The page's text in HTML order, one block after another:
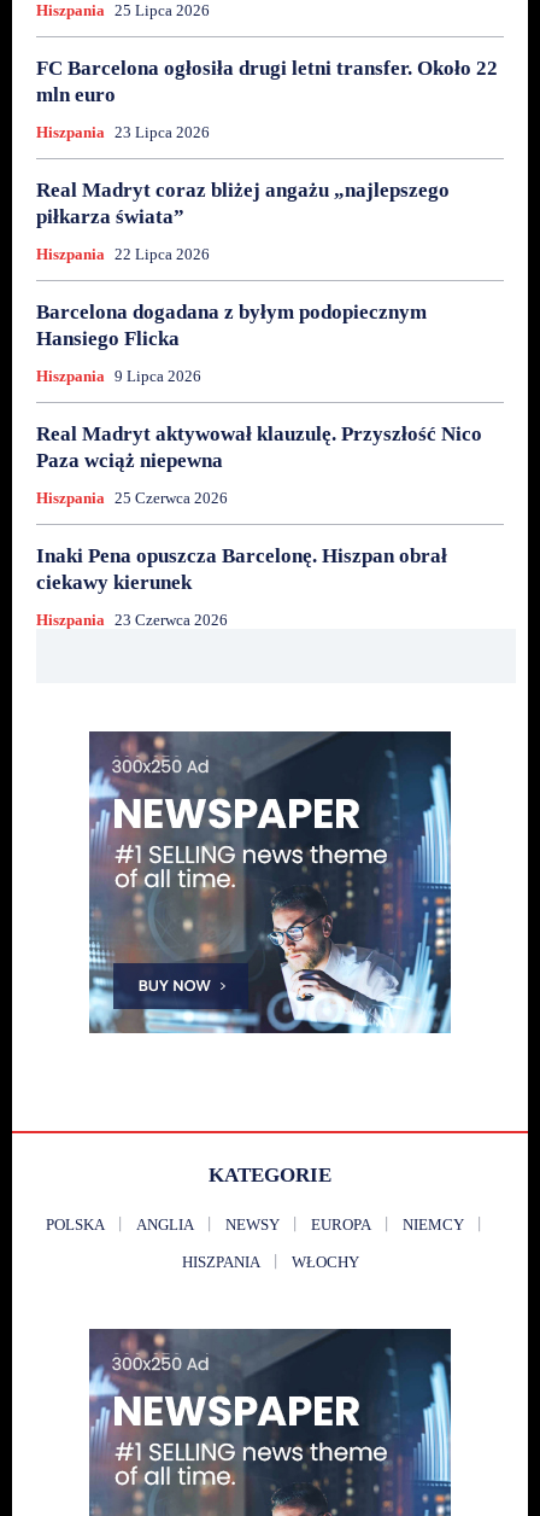
Hiszpania 25 Lipca 2026
FC Barcelona ogłosiła drugi letni transfer. Około 22
mln euro
Hiszpania 23 Lipca 2026
Real Madryt coraz bliżej angażu „najlepszego
piłkarza świata”
Hiszpania 22 Lipca 2026
Barcelona dogadana z byłym podopiecznym
Hansiego Flicka
Hiszpania 9 Lipca 2026
Real Madryt aktywował klauzulę. Przyszłość Nico
Paza wciąż niepewna
Hiszpania 25 Czerwca 2026
Inaki Pena opuszcza Barcelonę. Hiszpan obrał
ciekawy kierunek
Hiszpania 23 Czerwca 2026
KATEGORIE
POLSKA ANGLIA NEWSY EUROPA NIEMCY
HISZPANIA WŁOCHY